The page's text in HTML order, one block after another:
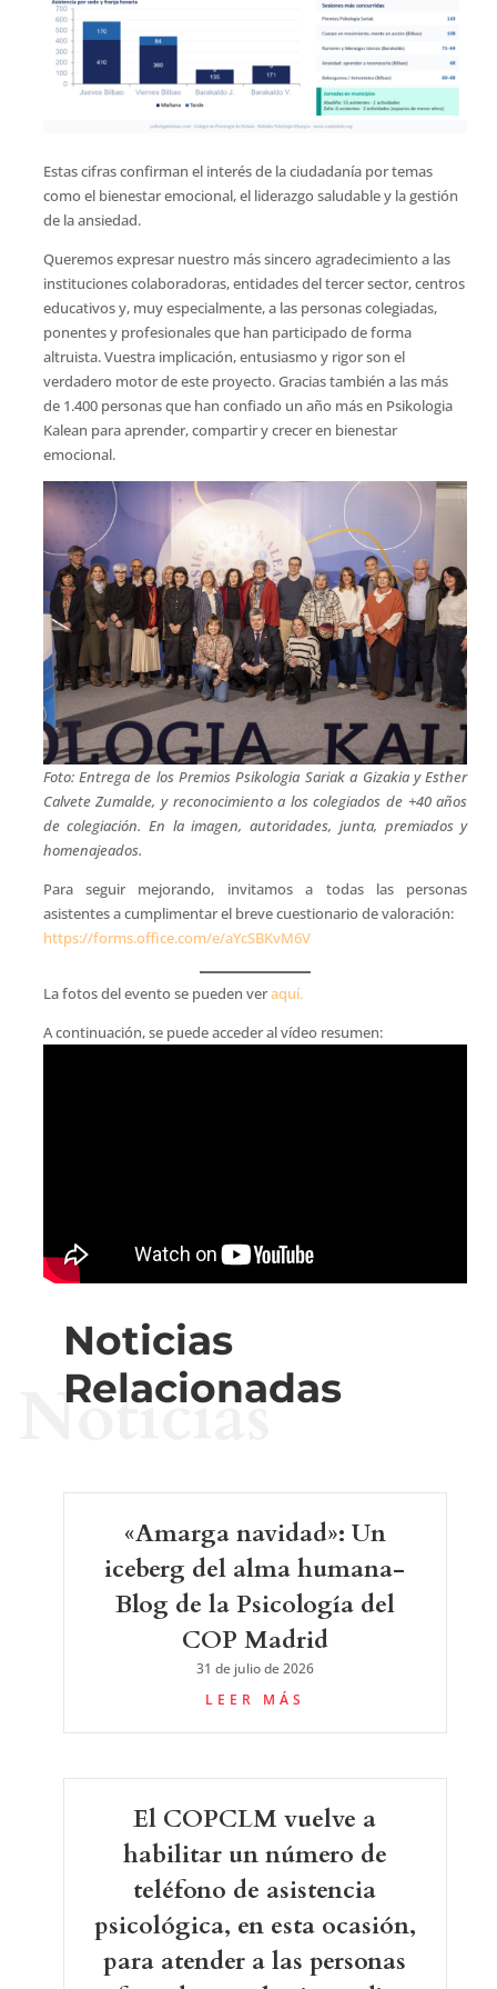
Estas cifras confirman el interés de la ciudadanía por temas
como el bienestar emocional, el liderazgo saludable y la gestión
de la ansiedad.
Queremos expresar nuestro más sincero agradecimiento a las
instituciones colaboradoras, entidades del tercer sector, centros
educativos y, muy especialmente, a las personas colegiadas,
ponentes y profesionales que han participado de forma
altruista. Vuestra implicación, entusiasmo y rigor son el
verdadero motor de este proyecto. Gracias también a las más
de 1.400 personas que han confiado un año más en Psikologia
Kalean para aprender, compartir y crecer en bienestar
emocional.
Foto: Entrega de los Premios Psikologia Sariak a Gizakia y Esther
Calvete Zumalde, y reconocimiento a los colegiados de +40 años
de colegiación. En la imagen, autoridades, junta, premiados y
homenajeados.
Para seguir mejorando, invitamos a todas las personas
asistentes a cumplimentar el breve cuestionario de valoración:
https://forms.office.com/e/aYcSBKvM6V
La fotos del evento se pueden veraquí.
A continuación, se puede acceder al vídeo resumen:
Noticias
Relacionadas
Noticias
«Amarga navidad»: Un
iceberg del alma humana-
Blog de la Psicología del
COP Madrid
31 de julio de 2026
LEER MÁS
El COPCLM vuelve a
habilitar un número de
teléfono de asistencia
psicológica, en esta ocasión,
para atender a las personas